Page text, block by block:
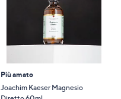
Più amato
Joachim Kaeser Magnesio